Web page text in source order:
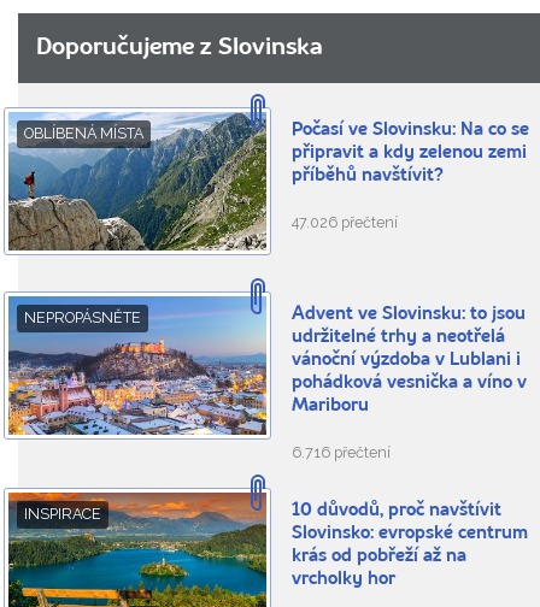
Doporučujeme z Slovinska
OBLÍBENÁ MÍSTA
Počasí ve Slovinsku: Na co se
připravit a kdy zelenou zemi
příběhů navštívit?
47.026 přečtení
NEPROPÁSNĚTE
Advent ve Slovinsku: to jsou
udržitelné trhy a neotřelá
vánoční výzdoba v Lublani i
pohádková vesnička a víno v
Mariboru
6.716 přečtení
INSPIRACE
10 důvodů, proč navštívit
Slovinsko: evropské centrum
krás od pobřeží až na
vrcholky hor